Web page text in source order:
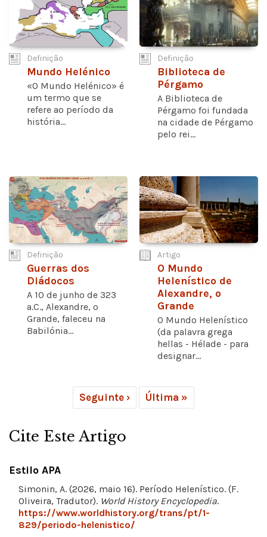
Definição
Mundo Helénico
«O Mundo Helénico» é
um termo que se
refere ao período da
história...
Definição
Biblioteca de
Pérgamo
A Biblioteca de
Pérgamo foi fundada
na cidade de Pérgamo
pelo rei...
Definição
Guerras dos
Diádocos
A 10 de junho de 323
a.C., Alexandre, o
Grande, faleceu na
Babilónia...
Artigo
O Mundo
Helenístico de
Alexandre, o
Grande
O Mundo Helenístico
(da palavra grega
hellas - Hélade - para
designar...
Seguinte › Última »
Cite Este Artigo
Estilo APA
Simonin, A. (2026, maio 16). Período Helenístico. (F.
Oliveira, Tradutor). World History Encyclopedia.
https://www.worldhistory.org/trans/pt/1-
829/periodo-helenistico/